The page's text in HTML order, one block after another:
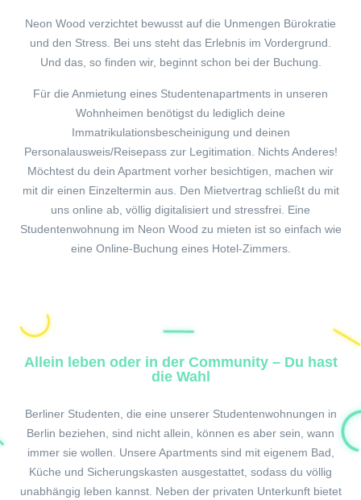
Neon Wood verzichtet bewusst auf die Unmengen Bürokratie
und den Stress. Bei uns steht das Erlebnis im Vordergrund.
Und das, so finden wir, beginnt schon bei der Buchung.
Für die Anmietung eines Studentenapartments in unseren
Wohnheimen benötigst du lediglich deine
Immatrikulationsbescheinigung und deinen
Personalausweis/Reisepass zur Legitimation. Nichts Anderes!
Möchtest du dein Apartment vorher besichtigen, machen wir
mit dir einen Einzeltermin aus. Den Mietvertrag schließt du mit
uns online ab, völlig digitalisiert und stressfrei. Eine
Studentenwohnung im Neon Wood zu mieten ist so einfach wie
eine Online-Buchung eines Hotel-Zimmers.
Allein leben oder in der Community – Du hast
die Wahl
Berliner Studenten, die eine unserer Studentenwohnungen in
Berlin beziehen, sind nicht allein, können es aber sein, wann
immer sie wollen. Unsere Apartments sind mit eigenem Bad,
Küche und Sicherungskasten ausgestattet, sodass du völlig
unabhängig leben kannst. Neben der privaten Unterkunft bietet